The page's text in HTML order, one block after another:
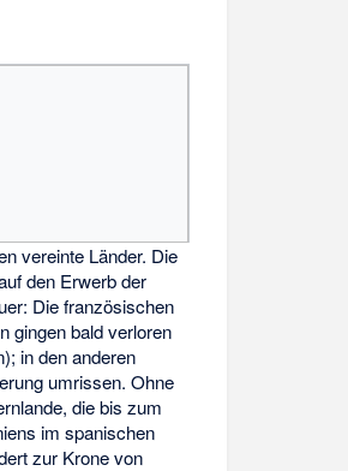
vereinte Länder. Die
den Erwerb der
Die französischen
gingen bald verloren
in den anderen
umrissen. Ohne
die bis zum
im spanischen
zur Krone von